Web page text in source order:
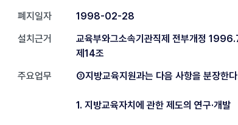
폐지일자
1998-02-28
설치근거
교육부와그소속기관직제 전부개정
제14조
주요업무
③지방교육지원과는 다음 사항을 분장한
1. 지방교육자치에 관한 제도의 연구·개발